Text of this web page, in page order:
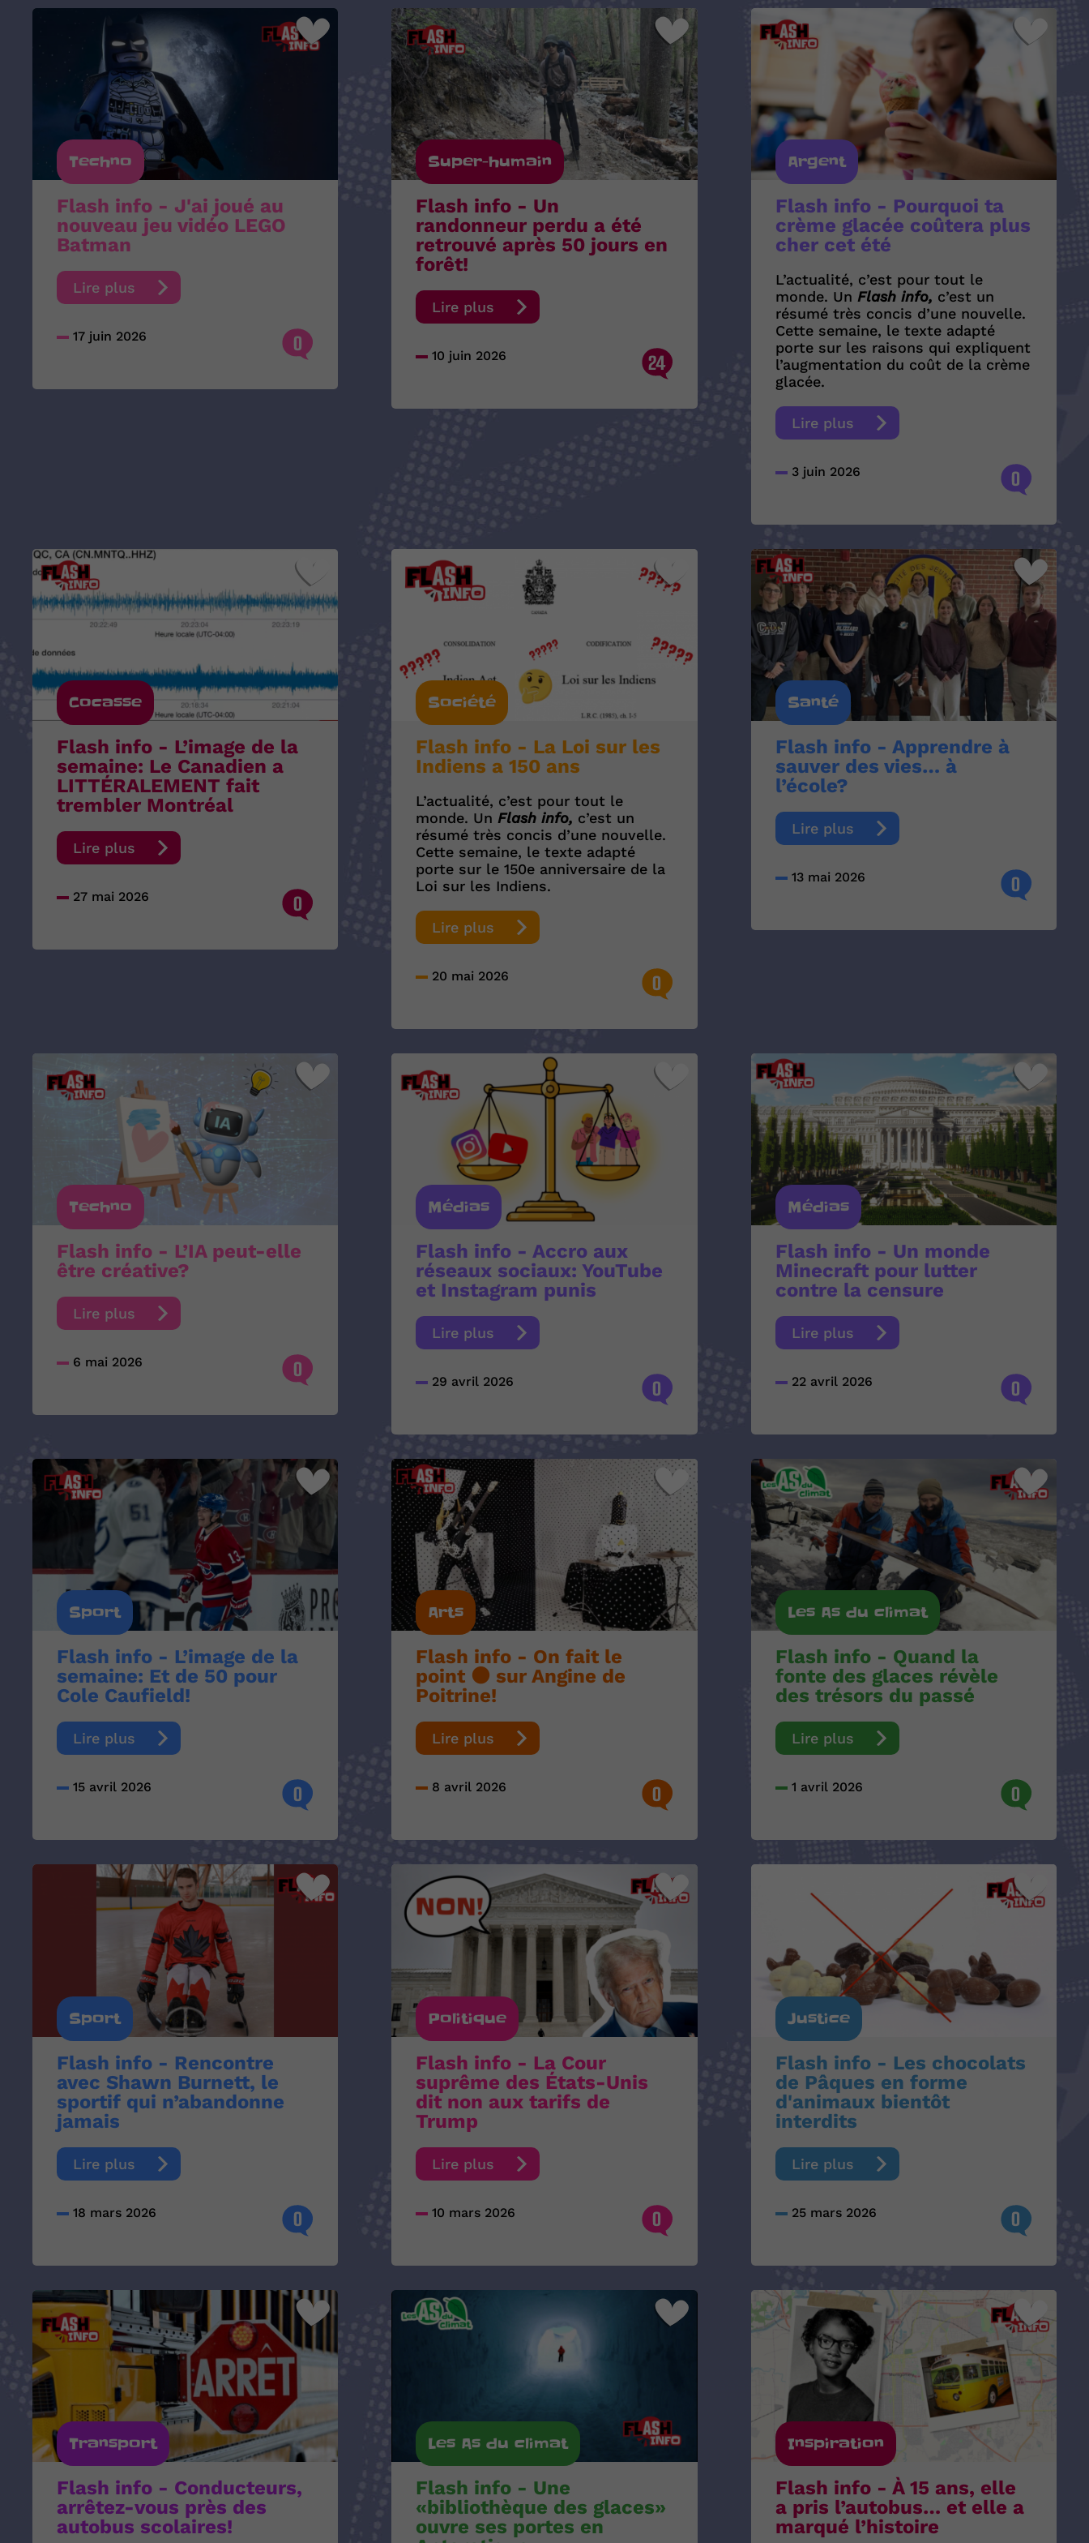
Techno
Flash info - J'ai joué au
nouveau jeu vidéo LEGO
Batman
Lire plus
17 juin 2026 0
Super-humain
Flash info - Un
randonneur perdu a été
retrouvé après 50 jours en
forêt!
Lire plus
10 juin 2026 24
Argent
Flash info - Pourquoi ta
crème glacée coûtera plus
cher cet été
L’actualité, c’est pour tout le
monde. Un Flash info, c’est un
résumé très concis d’une nouvelle.
Cette semaine, le texte adapté
porte sur les raisons qui expliquent
l’augmentation du coût de la crème
glacée.
Lire plus
3 juin 2026 0
Cocasse
Flash info - L’image de la
semaine: Le Canadien a
LITTÉRALEMENT fait
trembler Montréal
Lire plus
27 mai 2026 0
Société
Flash info - La Loi sur les
Indiens a 150 ans
L’actualité, c’est pour tout le
monde. UnFlash info, c’est un
résumé très concis d’une nouvelle.
Cette semaine, le texte adapté
porte sur le 150e anniversaire de la
Loi sur les Indiens.
Lire plus
20 mai 2026 0
Santé
Flash info - Apprendre à
sauver des vies… à
l’école?
Lire plus
13 mai 2026 0
Techno
Flash info - L’IA peut-elle
être créative?
Lire plus
6 mai 2026 0
Médias
Flash info - Accro aux
réseaux sociaux: YouTube
et Instagram punis
Lire plus
29 avril 2026 0
Médias
Flash info - Un monde
Minecraft pour lutter
contre la censure
Lire plus
22 avril 2026 0
Sport
Flash info - L’image de la
semaine: Et de 50 pour
Cole Caufield!
Lire plus
15 avril 2026 0
Arts
Flash info - On fait le
point ⚫️ sur Angine de
Poitrine!
Lire plus
8 avril 2026 0
Les As du climat
Flash info - Quand la
fonte des glaces révèle
des trésors du passé
Lire plus
1 avril 2026 0
Sport
Flash info - Rencontre
avec Shawn Burnett, le
sportif qui n’abandonne
jamais
Lire plus
18 mars 2026 0
Politique
Flash info - La Cour
suprême des États-Unis
dit non aux tarifs de
Trump
Lire plus
10 mars 2026 0
Justice
Flash info - Les chocolats
de Pâques en forme
d'animaux bientôt
interdits
Lire plus
25 mars 2026 0
Transport
Flash info - Conducteurs,
arrêtez-vous près des
autobus scolaires!
Les As du climat
Flash info - Une
«bibliothèque des glaces»
ouvre ses portes en
Inspiration
Flash info - À 15 ans, elle
a pris l’autobus… et elle a
marqué l’histoire